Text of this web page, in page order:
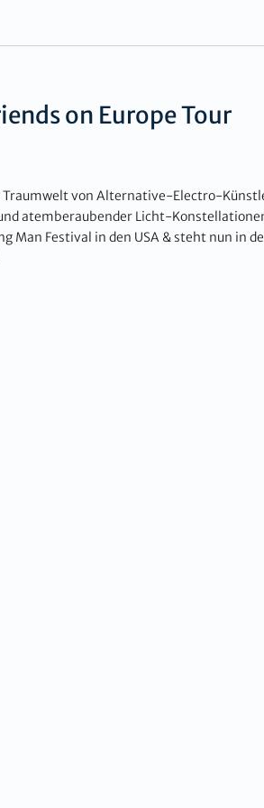
on Europe Tour
Traumwelt von Alternative-Electro-
atemberaubender Licht-
Man Festival in den USA & steht nun in